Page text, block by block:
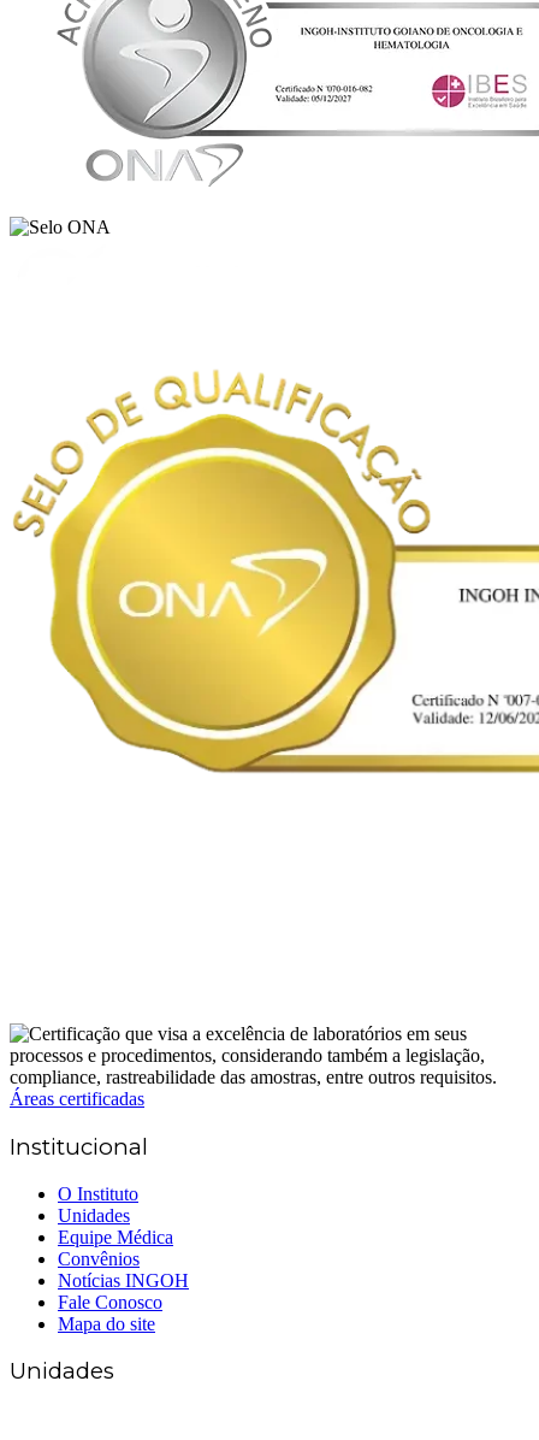
Áreas certificadas
Institucional
O Instituto
Unidades
Equipe Médica
Convênios
Notícias INGOH
Fale Conosco
Mapa do site
Unidades